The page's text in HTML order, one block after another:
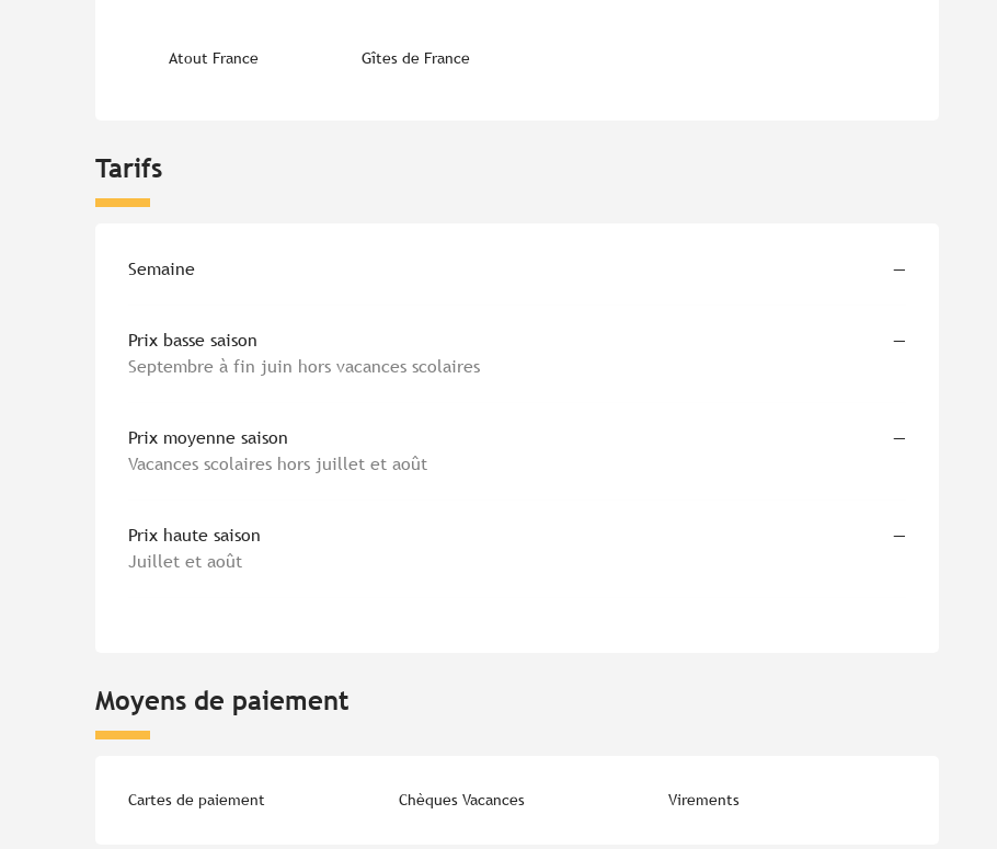
Atout France Gîtes de France
Tarifs
Tarifs 2026
Semaine —
Prix basse saison
Septembre à fin juin hors vacances scolaires
—
Prix moyenne saison
Vacances scolaires hors juillet et août
—
Prix haute saison
Juillet et août
—
Moyens de paiement
Cartes de paiement Chèques Vacances Virements